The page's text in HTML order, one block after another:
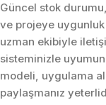
Güncel stok
ve projeye
uzman ekibiyle
sisteminizle
modeli, uygulama
paylaşmanız